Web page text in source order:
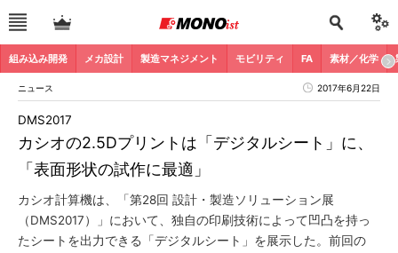
組み込み開発 メカ設計 製造マネジメント モビリティ FA 素材／化学
ニュース 2017年6月22日
カシオの2.5Dプリントは「デジタルシート」に、
「表面形状の試作に最適」
DMS2017
カシオ計算機は、「第28回 設計・製造ソリューション展
（DMS2017）」において、独自の印刷技術によって凹凸を持っ
たシートを出力できる「デジタルシート」を展示した。前回の